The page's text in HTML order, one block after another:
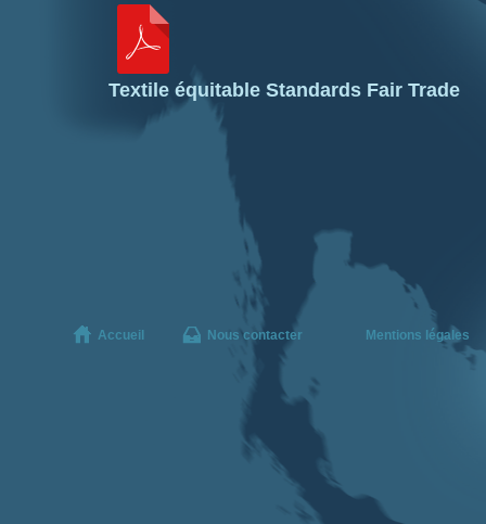
Textile équitable Standards Fair Trade
Accueil Nous contacter Mentions légales